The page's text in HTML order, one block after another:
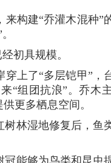
构建“乔灌木混种”
初具规模。
上了“多层铠甲”，
“组团抗浪”。乔木
更多栖息空间。
林湿地修复后，鱼
能够为鸟类和昆虫